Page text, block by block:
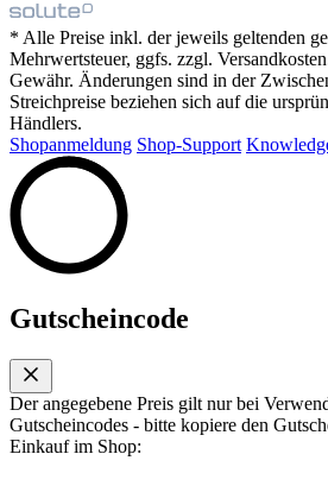
* Alle Preise inkl. der jeweils geltenden
Mehrwertsteuer, ggfs. zzgl.
Gewähr. Änderungen sind in der
Streichpreise beziehen sich auf die
Händlers.
Shopanmeldung Shop-Support
Gutscheincode
Der angegebene Preis gilt nur bei
Gutscheincodes - bitte kopiere den
Einkauf im Shop: